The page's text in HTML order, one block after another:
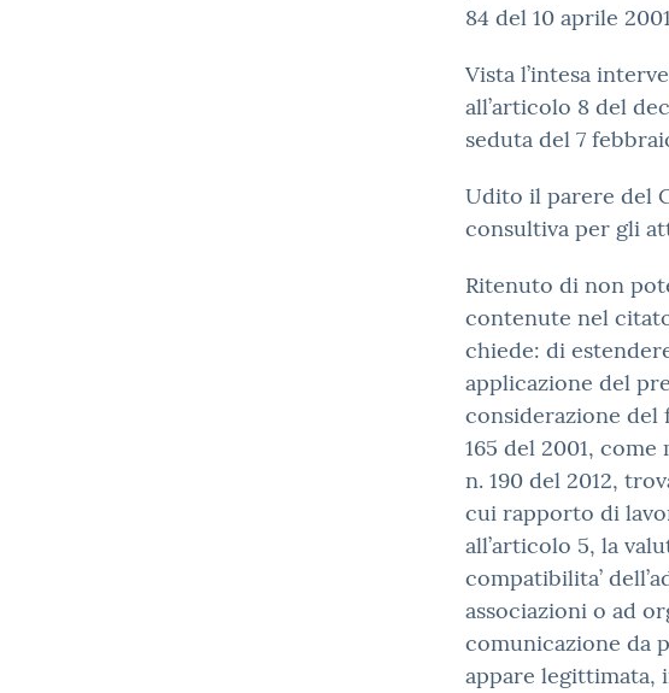
84 del 10 aprile
Vista l’intesa
all’articolo 8 del
seduta del 7
Udito il parere del
consultiva per gli
Ritenuto di non
contenute nel
chiede: di
applicazione del
considerazione del
165 del 2001,
n. 190 del 2012,
cui rapporto di
all’articolo 5, la
compatibilita’
associazioni o ad
comunicazione da
appare legittimata,